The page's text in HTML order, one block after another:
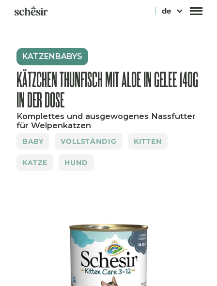
zum
de
KATZENBABYS
KÄTZCHEN THUNFISCH MIT ALOE IN GELEE 140G
IN DER DOSE
Komplettes und ausgewogenes Nassfutter
für Welpenkatzen
BABY VOLLSTÄNDIG KITTEN
KATZE HUND